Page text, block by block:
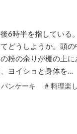
6時半を指している
どうしようか。頭
粉の余りが棚の上
ヨイショと身体を…
パンケーキ # 料理楽